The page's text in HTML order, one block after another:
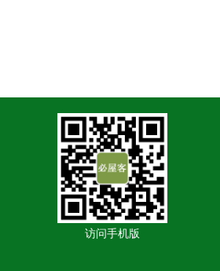
访问手机版